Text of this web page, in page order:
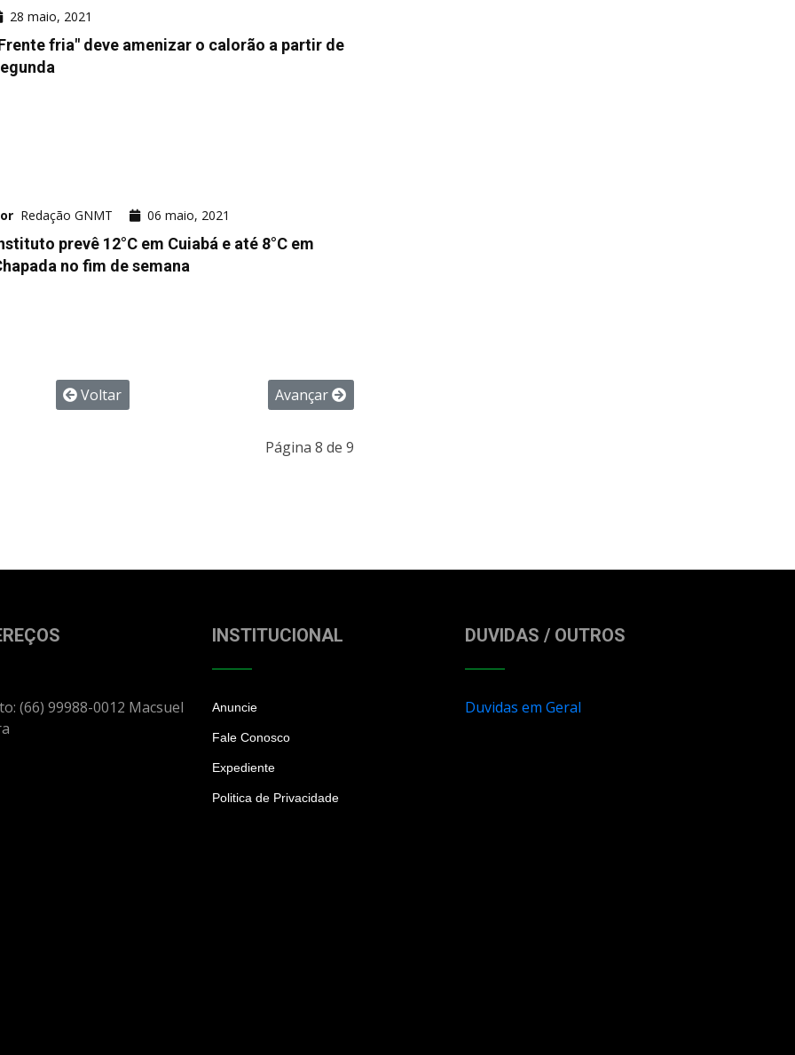
28 maio, 2021
fria" deve amenizar o calorão a partir de
Redação GNMT 06 maio, 2021
prevê 12°C em Cuiabá e até 8°C em
no fim de semana
Voltar Avançar
Página 8 de 9
(66) 99988-0012 Macsuel
INSTITUCIONAL
Anuncie
Fale Conosco
Expediente
Politica de Privacidade
DUVIDAS / OUTROS
Duvidas em Geral